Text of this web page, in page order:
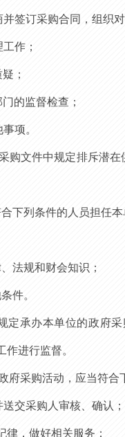
并签订采购合同，组织
作；
；
的监督检查；
项。
购文件中规定排斥潜
下列条件的人员担任
法规和财会知识；
件。
定承办本单位的政府
进行监督。
府采购活动，应当符合
交采购人审核、确认；
，做好相关服务；